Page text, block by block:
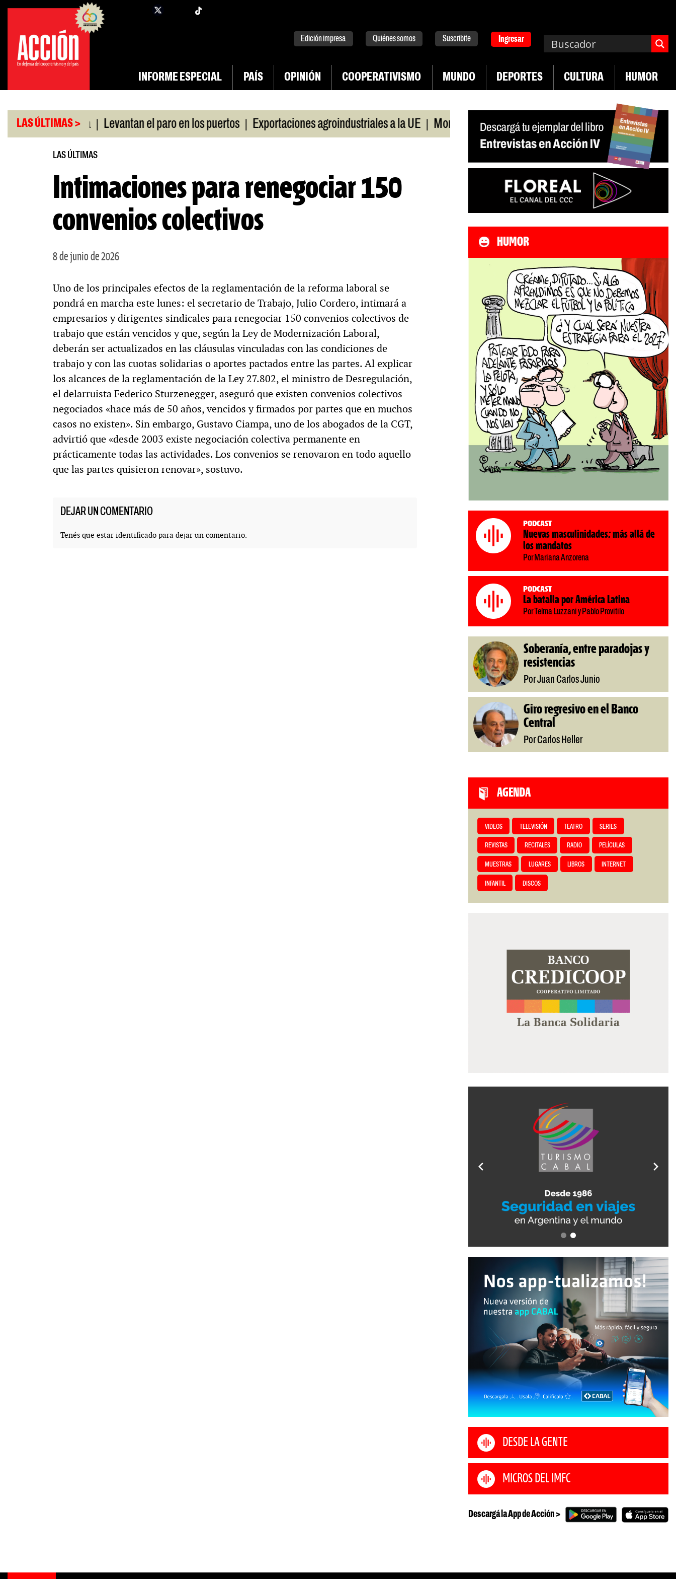
Saltar
contenido
facebook
Edición impresa Quiénes somos Suscribite Ingresar
INFORME ESPECIAL PAÍS OPINIÓN COOPERATIVISMO MUNDO DEPORTES CULTURA HUMOR
LAS ÚLTIMAS >
con China | Levantan el paro en los puertos | Exportaciones agroindustriales a la UE | Morosidad en jóvenes precarizados | Cae la actividad en
LAS ÚLTIMAS
Intimaciones para renegociar 150
convenios colectivos
8 de junio de 2026
Uno de los principales efectos de la reglamentación de la reforma laboral se
pondrá en marcha este lunes: el secretario de Trabajo, Julio Cordero, intimará a
empresarios y dirigentes sindicales para renegociar 150 convenios colectivos de
trabajo que están vencidos y que, según la Ley de Modernización Laboral,
deberán ser actualizados en las cláusulas vinculadas con las condiciones de
trabajo y con las cuotas solidarias o aportes pactados entre las partes. Al explicar
los alcances de la reglamentación de la Ley 27.802, el ministro de Desregulación,
el delarruista Federico Sturzenegger, aseguró que existen convenios colectivos
negociados «hace más de 50 años, vencidos y firmados por partes que en muchos
casos no existen». Sin embargo, Gustavo Ciampa, uno de los abogados de la CGT,
advirtió que «desde 2003 existe negociación colectiva permanente en
prácticamente todas las actividades. Los convenios se renovaron en todo aquello
que las partes quisieron renovar», sostuvo.
DEJAR UN COMENTARIO
Tenés que estar identificadopara dejar un comentario.
HUMOR
Podcast
Nuevas masculinidades: más allá de
los mandatos
Por Mariana Anzorena
Podcast
La batalla por América Latina
Por Telma Luzzani y Pablo Provitilo
Soberanía, entre paradojas y
resistencias
Por Juan Carlos Junio
Giro regresivo en el Banco
Central
Por Carlos Heller
AGENDA
VIDEOS TELEVISIÓN TEATRO SERIES
REVISTAS RECITALES RADIO PELÍCULAS
MUESTRAS LUGARES LIBROS INTERNET
INFANTIL DISCOS
DESDE LA GENTE
MICROS DEL IMFC
Descargá la App de Acción >